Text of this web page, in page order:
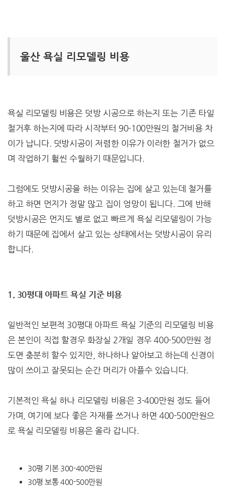
울산 욕실 리모델링 비용
욕실 리모델링 비용은 덧방 시공으로 하는지 또는 기존 타일
철거후 하는지에 따라 시작부터 90-100만원의 철거비용 차
이가 납니다. 덧방시공이 저렴한 이유가 이러한 철거가 없으
며 작업하기 훨씬 수월하기 때문입니다.
그럼에도 덧방시공을 하는 이유는 집에 살고 있는데 철거를
하고 하면 먼지가 정말 많고 집이 엉망이 됩니다. 그에 반해
덧방시공은 먼지도 별로 없고 빠르게 욕실 리모델링이 가능
하기 때문에 집에서 살고 있는 상태에서는 덧방시공이 유리
합니다.
1. 30평대 아파트 욕실 기준 비용
일반적인 보편적 30평대 아파트 욕실 기준의 리모델링 비용
은 본인이 직접 할경우 화장실 2개일 경우 400-500만원 정
도면 충분히 할수 있지만, 하나하나 알아보고 하는데 신경이
많이 쓰이고 잘못되는 순간 머리가 아플수 있습니다.
기본적인 욕실 하나 리모델링 비용은 3-400만원 정도 들어
가며, 여기에 보다 좋은 자재를 쓰거나 하면 400-500만원으
로 욕실 리모델링 비용은 올라 갑니다.
30평 기본 300-400만원
30평 보통 400-500만원